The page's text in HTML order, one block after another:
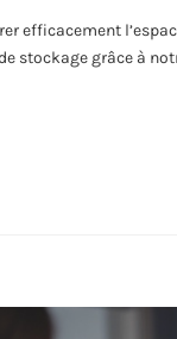
efficacement
stockage grâce à